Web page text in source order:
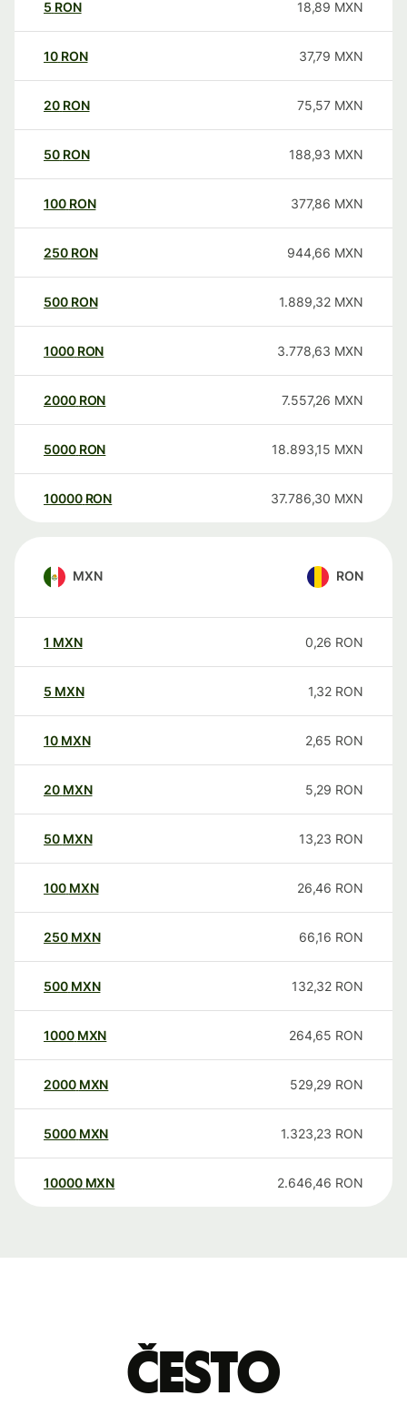
5 RON 18,89 MXN
10 RON 37,79 MXN
20 RON 75,57 MXN
50 RON 188,93 MXN
100 RON 377,86 MXN
250 RON 944,66 MXN
500 RON 1.889,32 MXN
1000 RON 3.778,63 MXN
2000 RON 7.557,26 MXN
5000 RON 18.893,15 MXN
10000 RON 37.786,30 MXN
MXN RON
1 MXN 0,26 RON
5 MXN 1,32 RON
10 MXN 2,65 RON
20 MXN 5,29 RON
50 MXN 13,23 RON
100 MXN 26,46 RON
250 MXN 66,16 RON
500 MXN 132,32 RON
1000 MXN 264,65 RON
2000 MXN 529,29 RON
5000 MXN 1.323,23 RON
10000 MXN 2.646,46 RON
Često